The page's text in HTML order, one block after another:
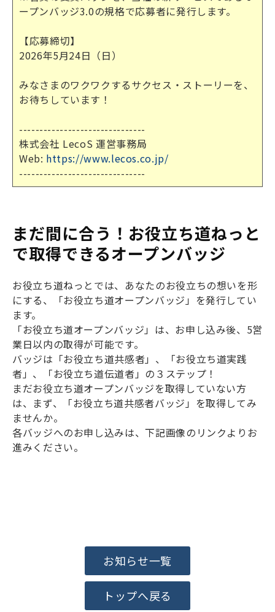
ープンバッジ3.0の規格で応募者に発行します。
【応募締切】
2026年5月24日（日）
みなさまのワクワクするサクセス・ストーリーを、
お待ちしています！
-------------------------------
株式会社 LecoS 運営事務局
Web: https://www.lecos.co.jp/
-------------------------------
まだ間に合う！お役立ち道ねっと
で取得できるオープンバッジ
お役立ち道ねっとでは、あなたのお役立ちの想いを形
にする、「お役立ち道オープンバッジ」を発行してい
ます。
「お役立ち道オープンバッジ」は、お申し込み後、5営
業日以内の取得が可能です。
バッジは「お役立ち道共感者」、「お役立ち道実践
者」、「お役立ち道伝道者」の３ステップ！
まだお役立ち道オープンバッジを取得していない方
は、まず、「お役立ち道共感者バッジ」を取得してみ
ませんか。
各バッジへのお申し込みは、下記画像のリンクよりお
進みください。
お知らせ一覧
トップへ戻る